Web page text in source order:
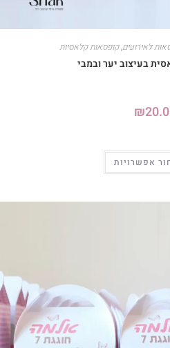
לאירועים,קופסאות קלאסיות
בעיצוב יער ובמבי
₪
אפשרויות